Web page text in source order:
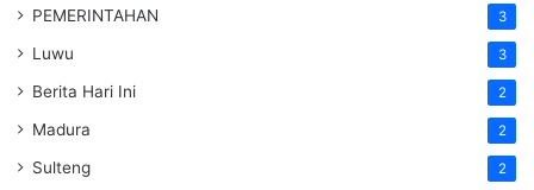
PEMERINTAHAN 3
Luwu 3
Berita Hari Ini 2
Madura 2
Sulteng 2